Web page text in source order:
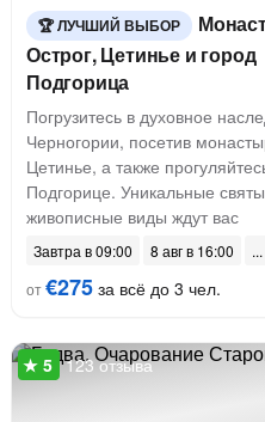
ЛУЧШИЙ ВЫБОР
Острог, Цетинье и город
Подгорица
Погрузитесь в духовное
Черногории, посетив
Цетинье, а также
Подгорице. Уникальные
живописные виды ждут вас
Завтра в 09:00
8 авг в 16:00
от€275 за всё до 3 чел.
123 отзыва